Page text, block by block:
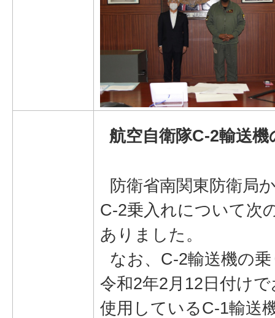
航空自衛隊C-2輸送
防衛省南関東防衛局
C-2乗入れについて次
ありました。
なお、C-2輸送機の
令和2年2月12日付け
使用しているC-1輸送